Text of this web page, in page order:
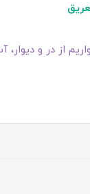
از در و دیوار،